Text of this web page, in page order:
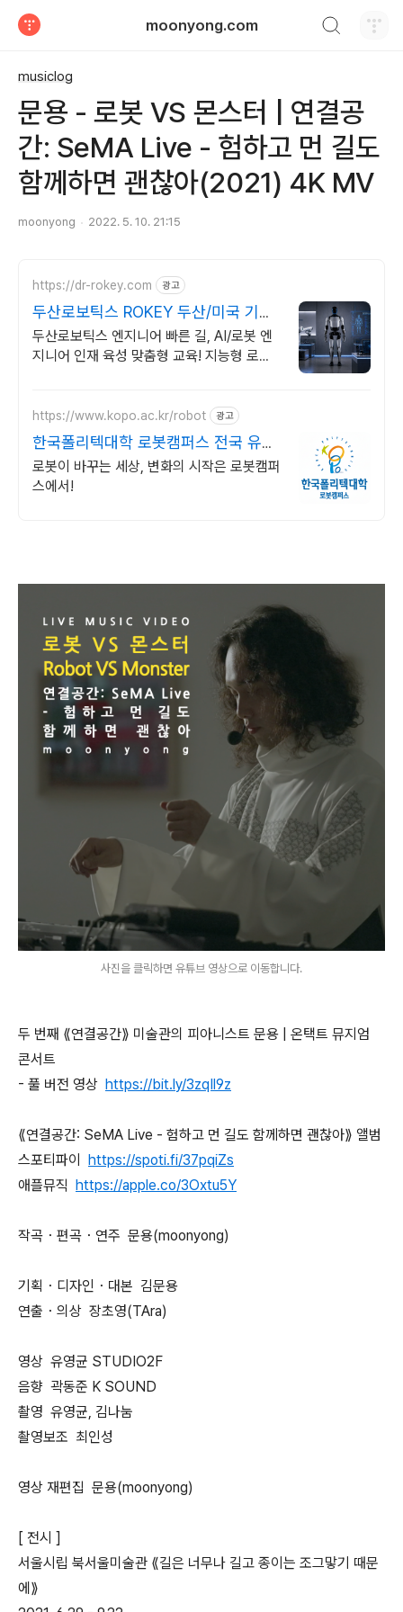
moonyong.com
musiclog
문용 - 로봇 VS 몬스터 | 연결공
간: SeMA Live - 험하고 먼 길도
함께하면 괜찮아(2021) 4K MV
moonyong 2022. 5. 10. 21:15
https://dr-rokey.com 광고
두산로보틱스 ROKEY 두산/미국 기업
인턴쉽
두산로보틱스 엔지니어 빠른 길, AI/로봇 엔
지니어 인재 육성 맞춤형 교육! 지능형 로봇
https://www.kopo.ac.kr/robot 광고
한국폴리텍대학 로봇캠퍼스 전국 유일
의 로봇특성화 대학
로봇이 바꾸는 세상, 변화의 시작은 로봇캠퍼
스에서!
사진을 클릭하면 유튜브 영상으로 이동합니다.
두 번째 ⟪연결공간⟫ 미술관의 피아니스트 문용 | 온택트 뮤지엄
콘서트
- 풀 버전 영상 https://bit.ly/3zqIl9z
⟪연결공간: SeMA Live - 험하고 먼 길도 함께하면 괜찮아⟫ 앨범
스포티파이
https://spoti.fi/37pqiZs
애플뮤직 https://apple.co/3Oxtu5Y
작곡・편곡・연주 문용(moonyong)
기획・디자인・대본 김문용
연출・의상 장초영(TAra)
영상 유영균 STUDIO2F
음향 곽동준 K SOUND
촬영 유영균, 김나눔
촬영보조 최인성
영상 재편집 문용(moonyong)
[ 전시 ]
서울시립 북서울미술관 ⟪길은 너무나 길고 종이는 조그맣기 때문
에⟫